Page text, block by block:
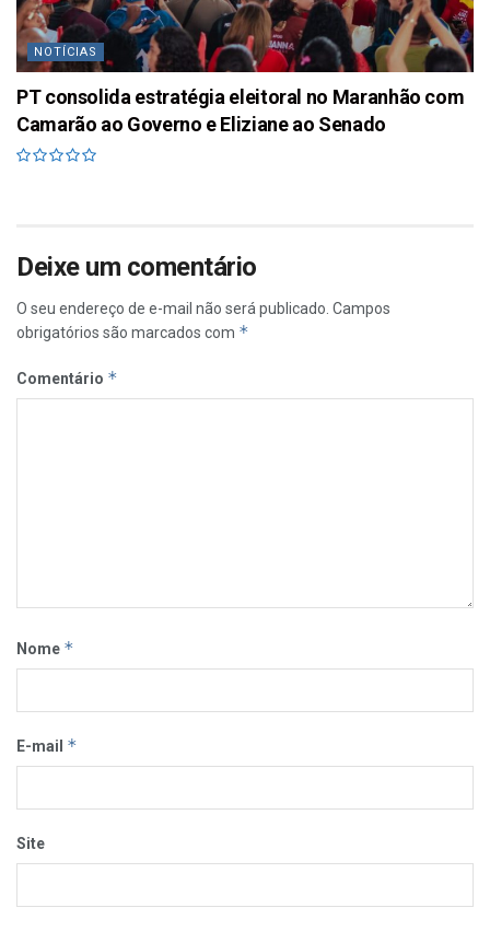
NOTÍCIAS
PT consolida estratégia eleitoral no Maranhão com
Camarão ao Governo e Eliziane ao Senado
Deixe um comentário
O seu endereço de e-mail não será publicado. Campos
obrigatórios são marcados com *
Comentário *
Nome *
E-mail *
Site